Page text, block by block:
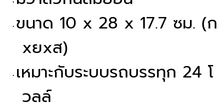
ขนาด 10 x 28 x 17.7 ซม. (ก
xยxส)
เหมาะกับระบบรถบรรทุก 24 โ
วลล์